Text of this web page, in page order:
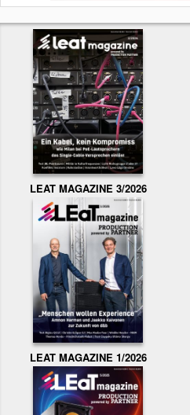
LEAT MAGAZINE 3/2026
LEAT MAGAZINE 1/2026